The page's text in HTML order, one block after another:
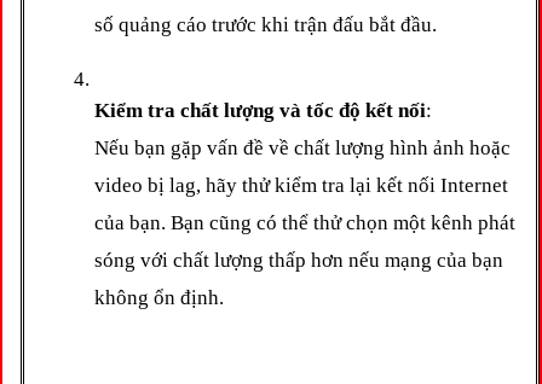
số quảng cáo trước khi trận đấu bắt đầu.
Kiểm tra chất lượng và tốc độ kết nối:
Nếu bạn gặp vấn đề về chất lượng hình ảnh hoặc
video bị lag, hãy thử kiểm tra lại kết nối Internet
của bạn. Bạn cũng có thể thử chọn một kênh phát
sóng với chất lượng thấp hơn nếu mạng của bạn
không ổn định.